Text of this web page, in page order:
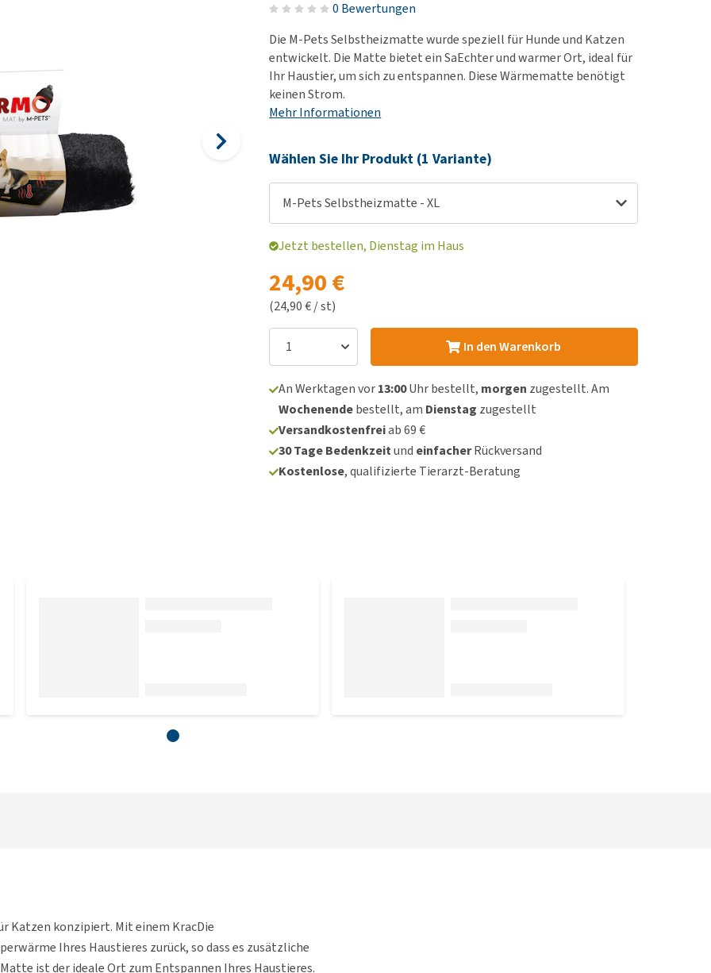
Welpen-Zubehör
Alles ansehen
Welpenapotheke
Alles ansehen
Harn-, Nieren- und
Haut-/Fellprobleme und
Juckreiz
Nierenproblemen
Stress
Alles ansehen
Wie bekomme ich meinen
Alles ansehen
0 Bewertungen
Die M-Pets Selbstheizmatte wurde speziell für Hunde und Katzen
entwickelt. Die Matte bietet ein SaEchter und warmer Ort, ideal für
Ihr Haustier, um sich zu entspannen. Diese Wärmematte benötigt
keinen Strom.
Mehr Informationen
Wählen Sie Ihr Produkt (1 Variante)
M-Pets Selbstheizmatte - XL
Jetzt bestellen, Dienstag im Haus
24,90 €
(24,90 € / st)
In den Warenkorb
An Werktagen vor13:00Uhr bestellt, morgen zugestellt. Am
Wochenendebestellt, am Dienstag zugestellt
Versandkostenfreiab 69 €
30 Tage Bedenkzeitund einfacherRückversand
Kostenlose, qualifizierte Tierarzt-Beratung
Katzen konzipiert. Mit einem KracDie
Ihres Haustieres zurück, so dass es zusätzliche
ist der ideale Ort zum Entspannen Ihres Haustieres.